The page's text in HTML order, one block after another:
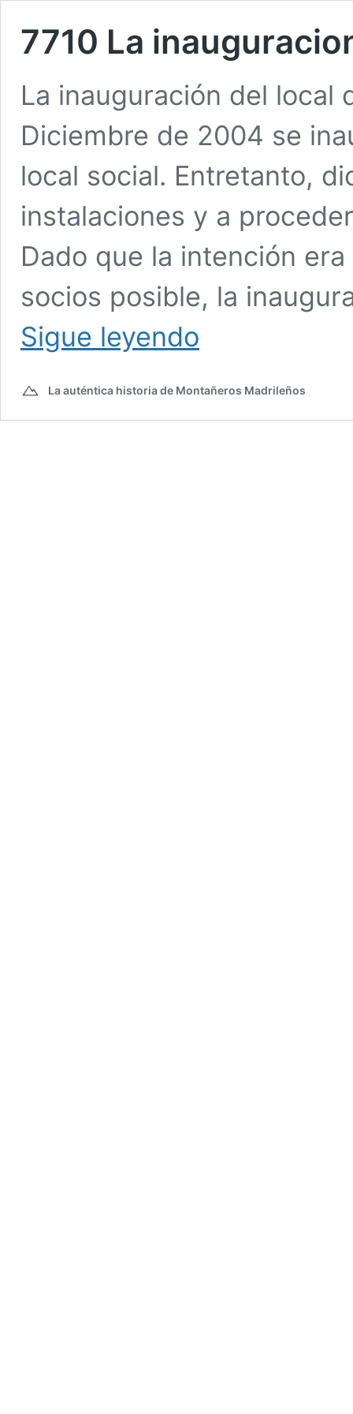
7710 La
La inauguración del local
Diciembre de 2004 se
local social. Entretanto,
instalaciones y a
Dado que la intención
socios posible, la
Sigue leyendo
La auténtica historia de Montañeros Madrileños